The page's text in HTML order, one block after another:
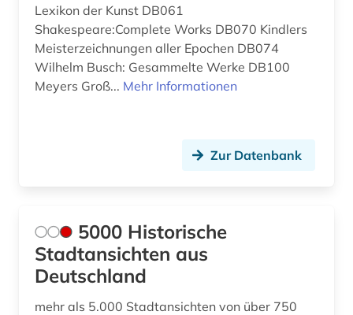
bauforschung (3)
baugerät (1)
baugeräte (1)
baukosten (3)
baukosten ausschreibung leistung
bauvergabe freisportanlage außenanlage
grünanlage sportstätte (1)
Lexikon der Kunst DB061
Shakespeare:Complete Works DB070 Kindlers
Meisterzeichnungen aller Epochen DB074
Wilhelm Busch: Gesammelte Werke DB100
Meyers Groß... Mehr Informationen
Zur Datenbank
5000 Historische
Stadtansichten aus
Deutschland
mehr als 5.000 Stadtansichten von über 750